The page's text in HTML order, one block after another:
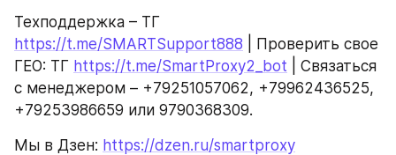
https://t.me/SMARTSupport888 | Проверить свое
ГЕО: ТГ https://t.me/SmartProxy2_bot | Связаться
с менеджером – +79251057062, +79962436525,
+79253986659 или 9790368309.
Мы в Дзен: https://dzen.ru/smartproxy